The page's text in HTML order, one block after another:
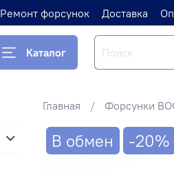
Ремонт форсунок Доставка
Каталог
Главная Форсунки
В обмен -20%